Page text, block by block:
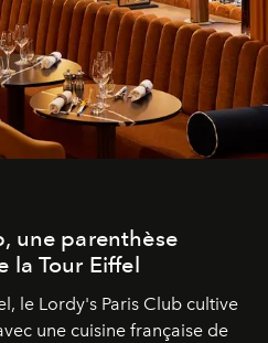
une parenthèse
la Tour Eiffel
le Lordy's Paris Club cultive
une cuisine française de